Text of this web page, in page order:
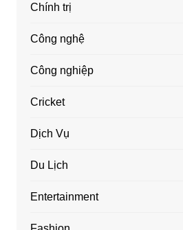
Chính trị
Công nghệ
Công nghiệp
Cricket
Dịch Vụ
Du Lịch
Entertainment